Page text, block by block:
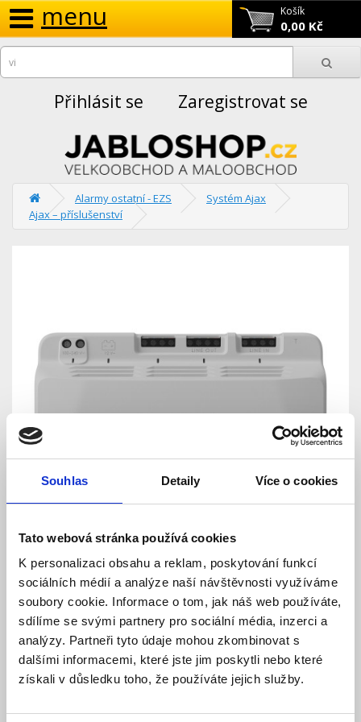
Souhlas Detaily Více o cookies
Tato webová stránka používá cookies
K personalizaci obsahu a reklam, poskytování funkcí
sociálních médií a analýze naší návštěvnosti využíváme
soubory cookie. Informace o tom, jak náš web používáte,
sdílíme se svými partnery pro sociální média, inzerci a
analýzy. Partneři tyto údaje mohou zkombinovat s
dalšími informacemi, které jste jim poskytli nebo které
získali v důsledku toho, že používáte jejich služby.
Košík
0,00 Kč
menu
Přihlásit se Zaregistrovat se
Alarmy ostatní - EZS
Systém Ajax
Ajax – příslušenství
LineSupply (45W) Fibra,